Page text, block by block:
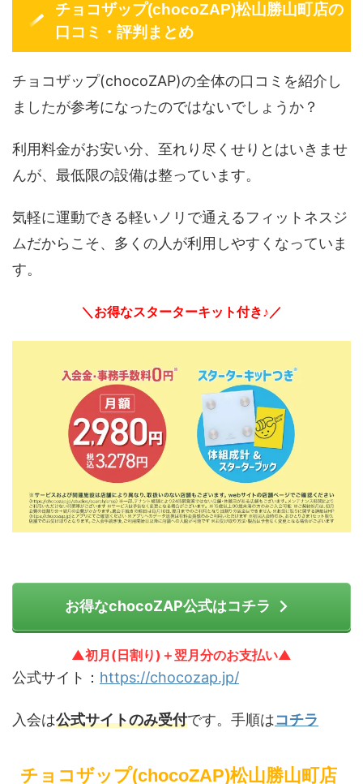
チョコザップ(chocoZAP)松山勝山町店の
口コミ・評判まとめ
チョコザップ(chocoZAP)の全体の口コミを紹介し
ましたが参考になったのではないでしょうか？
利用料金がお安い分、至れり尽くせりとはいきませ
んが、最低限の設備は整っています。
気軽に運動できる軽いノリで通えるフィットネスジ
ムだからこそ、多くの人が利用しやすくなっていま
す。
＼お得なスターターキット付き♪／
お得なchocoZAP公式はコチラ
▲初月(日割り)＋翌月分のお支払い▲
公式サイト： https://chocozap.jp/
入会は公式サイトのみ受付です。手順はコチラ
チョコザップ(chocoZAP)松山勝山町店